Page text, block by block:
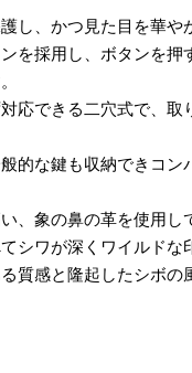
し、かつ見た目を華や
を採用し、ボタンを
応できる二穴式で、
的な鍵も収納できコン
、象の鼻の革を使用し
シワが深くワイルドな
質感と隆起したシボの